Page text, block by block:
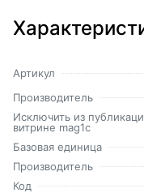
Артикул
Производитель
Исключить из
витрине mag1c
Базовая единица
Производитель
Код